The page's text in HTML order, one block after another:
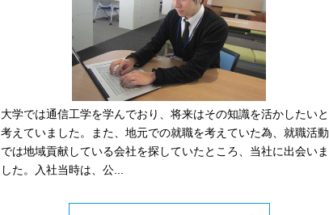
大学では通信工学を学んでおり、将来はその知識を活かしたいと
考えていました。また、地元での就職を考えていた為、就職活動
では地域貢献している会社を探していたところ、当社に出会いま
した。入社当時は、公...